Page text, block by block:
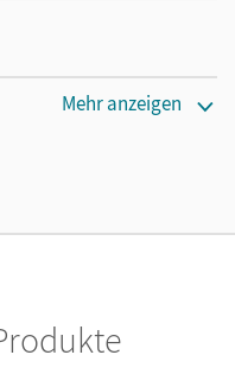
Johanna; Hahn,
Mehr anzeigen